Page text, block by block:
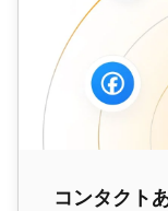
コンタクト